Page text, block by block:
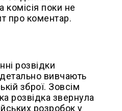
комісія поки не
про коментар.
розвідки
вивчають
зброї. Зовсім
розвідка звернула
розробок у